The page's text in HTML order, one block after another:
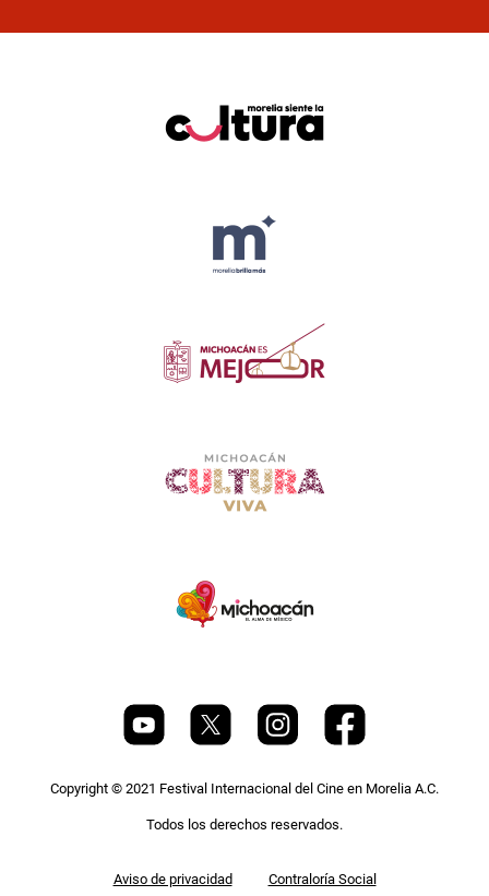
Copyright © 2021 Festival Internacional del Cine en Morelia A.C.
Todos los derechos reservados.
Aviso de privacidad Contraloría Social